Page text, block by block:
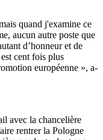
quand j'examine ce
aucun autre poste que
d’honneur et de
cent fois plus
européenne », a-
avec la chancelière
rentrer la Pologne